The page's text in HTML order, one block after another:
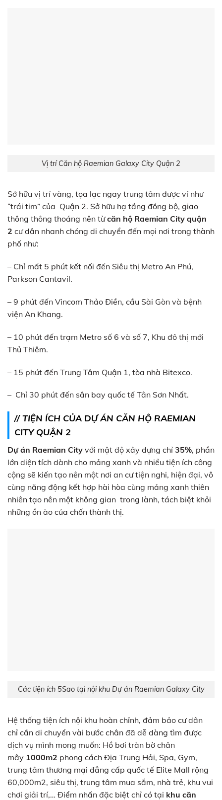
Vị trí Căn hộ Raemian Galaxy City Quận 2
Sở hữu vị trí vàng, tọa lạc ngay trung tâm được ví như
“trái tim” của Quận 2. Sở hữu hạ tầng đồng bộ, giao
thông thông thoáng nên từcăn hộ Raemian City quận
2 cư dân nhanh chóng di chuyển đến mọi nơi trong thành
phố như:
– Chỉ mất 5 phút kết nối đến Siêu thị Metro An Phú,
Parkson Cantavil.
– 9 phút đến Vincom Thảo Điền, cầu Sài Gòn và bệnh
viện An Khang.
– 10 phút đến trạm Metro số 6 và số 7, Khu đô thị mới
Thủ Thiêm.
– 15 phút đến Trung Tâm Quận 1, tòa nhà Bitexco.
– Chỉ 30 phút đến sân bay quốc tế Tân Sơn Nhất.
// TIỆN ÍCH CỦA DỰ ÁN CĂN HỘ RAEMIAN
CITY QUẬN 2
Dự án Raemian City với mật độ xây dựng chỉ 35%, phần
lớn diện tích dành cho mảng xanh và nhiều tiện ích công
cộng sẽ kiến tạo nên một nơi an cư tiện nghi, hiện đại, vô
cùng năng động kết hợp hài hòa cùng mảng xanh thiên
nhiên tạo nên một không gian trong lành, tách biệt khỏi
những ồn ào của chốn thành thị.
Các tiện ích 5Sao tại nội khu Dự án Raemian Galaxy City
Hệ thống tiện ích nội khu hoàn chỉnh, đảm bảo cư dân
chỉ cần di chuyển vài bước chân đã dễ dàng tìm được
dịch vụ mình mong muốn: Hồ bơi tràn bờ chân
mây 1000m2 phong cách Địa Trung Hải, Spa, Gym,
trung tâm thương mại đẳng cấp quốc tế Elite Mall rộng
60,000m2, siêu thị, trung tâm mua sắm, nhà trẻ, khu vui
chơi giải trí,… Điểm nhấn đặc biệt chỉ có tại khu căn